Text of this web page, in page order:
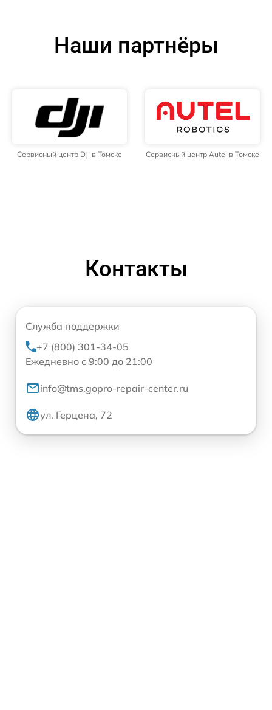
Наши партнёры
Сервисный центр DJI в Томске Сервисный центр Autel в Томске
Контакты
Служба поддержки
+7 (800) 301-34-05
Ежедневно с 9:00 до 21:00
info@tms.gopro-repair-center.ru
ул. Герцена, 72